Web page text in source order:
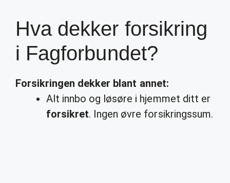
Hva dekker forsikring
i Fagforbundet?
Forsikringen dekker blant annet:
Alt innbo og løsøre i hjemmet ditt er
forsikret. Ingen øvre forsikringssum.